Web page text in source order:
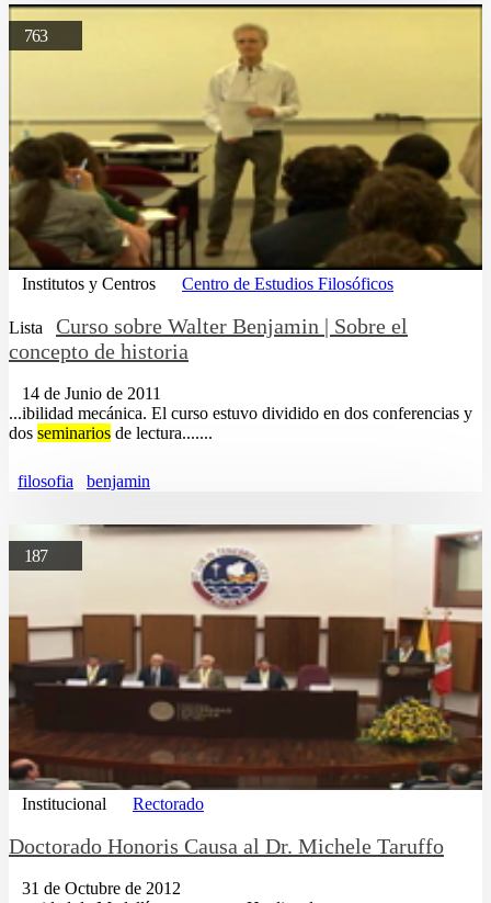
763
Institutos y Centros Centro de Estudios Filosóficos
Lista
Curso sobre Walter Benjamin | Sobre el
concepto de historia
14 de Junio de 2011
...ibilidad mecánica. El curso estuvo dividido en dos conferencias y
dos seminarios de lectura.......
filosofia benjamin
187
Institucional Rectorado
Doctorado Honoris Causa al Dr. Michele Taruffo
31 de Octubre de 2012